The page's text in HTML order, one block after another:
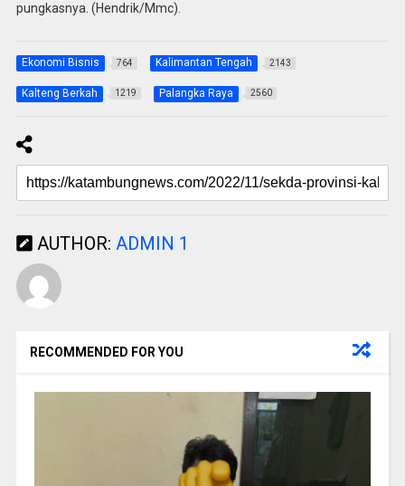
pungkasnya. (Hendrik/Mmc).
Ekonomi Bisnis 764 Kalimantan Tengah 2143
Kalteng Berkah 1219 Palangka Raya 2560
AUTHOR: ADMIN 1
RECOMMENDED FOR YOU